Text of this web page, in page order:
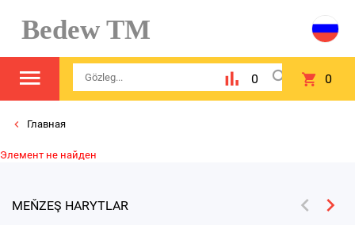
Bedew TM
0 0
Главная
Элемент не найден
MEŇZEŞ HARYTLAR